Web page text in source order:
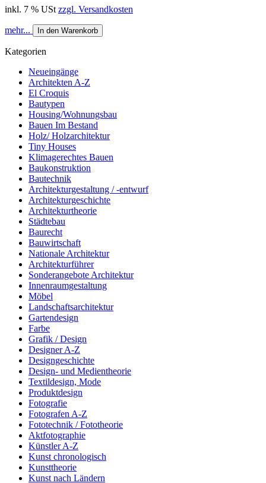
inkl. 7 % USt zzgl. Versandkosten
mehr... In den Warenkorb
Kategorien
Neueingänge
Architekten A-Z
El Croquis
Bautypen
Housing/Wohnungsbau
Bauen Im Bestand
Holz/ Holzarchitektur
Tiny Houses
Klimagerechtes Bauen
Baukonstruktion
Bautechnik
Architekturgestaltung / -entwurf
Architekturgeschichte
Architekturtheorie
Städtebau
Baurecht
Bauwirtschaft
Nationale Architektur
Architekturführer
Sonderangebote Architektur
Innenraumgestaltung
Möbel
Landschaftsarchitektur
Gartendesign
Farbe
Grafik / Design
Designer A-Z
Designgeschichte
Design- und Medientheorie
Textildesign, Mode
Produktdesign
Fotografie
Fotografen A-Z
Fototechnik / Fototheorie
Aktfotographie
Künstler A-Z
Kunst chronologisch
Kunsttheorie
Kunst nach Ländern